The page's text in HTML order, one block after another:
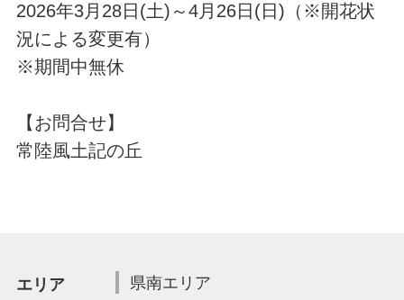
2026年3月28日(土)～4月26日(日)（※開花状
況による変更有）
※期間中無休
【お問合せ】
常陸風土記の丘
エリア 県南エリア